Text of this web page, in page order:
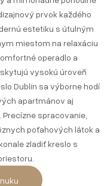
prvok každého
estetiku s útulným
miestom na relaxáciu
operadlo a
vysokú úroveň
Dublin sa výborne hodí
apartmánov aj
spracovanie,
poťahových látok a
zladiť kreslo s